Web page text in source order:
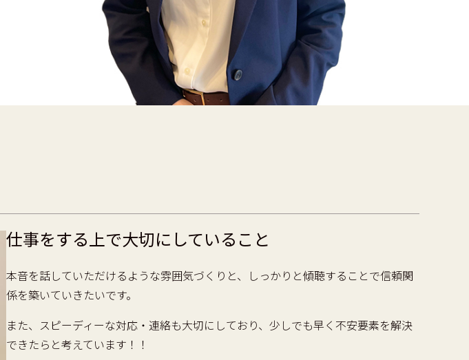
仕事をする上で大切にしていること
本音を話していただけるような雰囲気づくりと、しっかりと傾聴することで信頼関
係を築いていきたいです。
また、スピーディーな対応・連絡も大切にしており、少しでも早く不安要素を解決
できたらと考えています！！